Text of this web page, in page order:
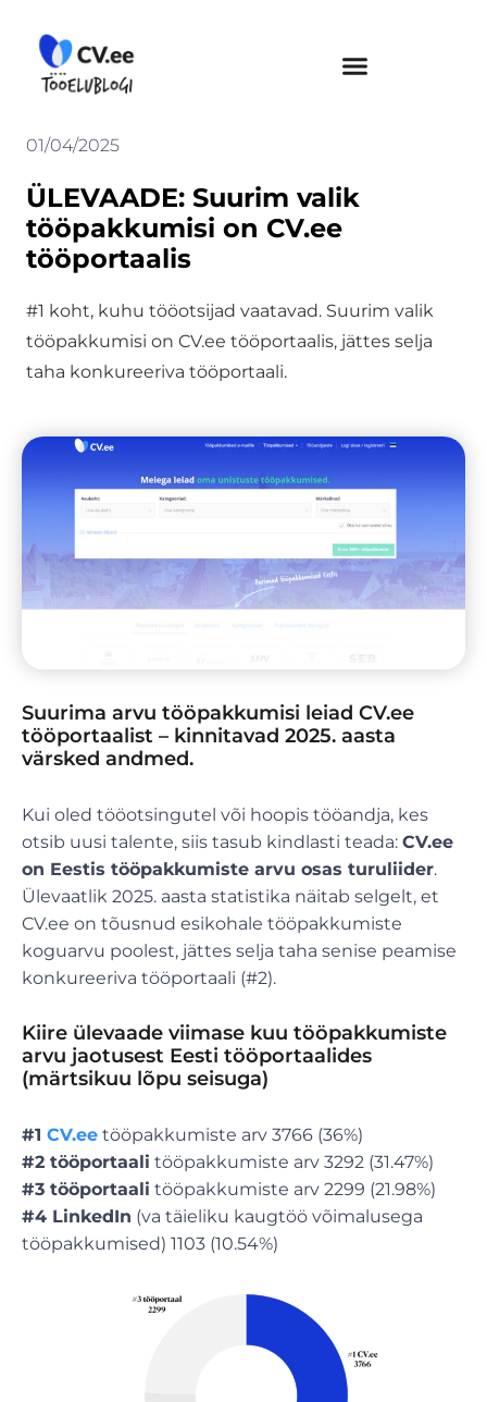
content
01/04/2025
ÜLEVAADE: Suurim valik
tööpakkumisi on CV.ee
tööportaalis
#1 koht, kuhu tööotsijad vaatavad. Suurim valik
tööpakkumisi on CV.ee tööportaalis, jättes selja
taha konkureeriva tööportaali.
Suurima arvu tööpakkumisi leiad CV.ee
tööportaalist – kinnitavad 2025. aasta
värsked andmed.
Kui oled tööotsingutel või hoopis tööandja, kes
otsib uusi talente, siis tasub kindlasti teada: CV.ee
on Eestis tööpakkumiste arvu osas turuliider.
Ülevaatlik 2025. aasta statistika näitab selgelt, et
CV.ee on tõusnud esikohale tööpakkumiste
koguarvu poolest, jättes selja taha senise peamise
konkureeriva tööportaali (#2).
Kiire ülevaade viimase kuu tööpakkumiste
arvu jaotusest Eesti tööportaalides
(märtsikuu lõpu seisuga)
#1 CV.ee tööpakkumiste arv 3766 (36%)
#2 tööportaali tööpakkumiste arv 3292 (31.47%)
#3 tööportaali tööpakkumiste arv 2299 (21.98%)
#4 LinkedIn (va täieliku kaugtöö võimalusega
tööpakkumised) 1103 (10.54%)